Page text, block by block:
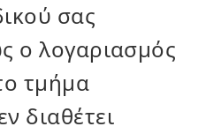
σας
ο λογαριασμός
τμήμα
διαθέτει